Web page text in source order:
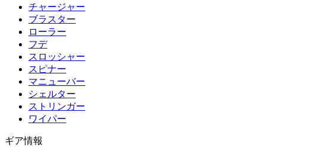
チャージャー
ブラスター
ローラー
フデ
スロッシャー
スピナー
マニューバー
シェルター
ストリンガー
ワイパー
ギア情報